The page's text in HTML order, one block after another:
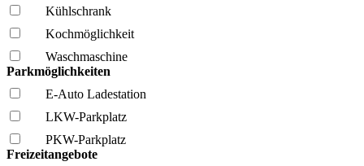
Kühl­schrank
Kochmöglich­keit
Wasch­maschine
Parkmöglichkeiten
E-Auto Ladestation
LKW-Parkplatz
PKW-Parkplatz
Freizeitangebote